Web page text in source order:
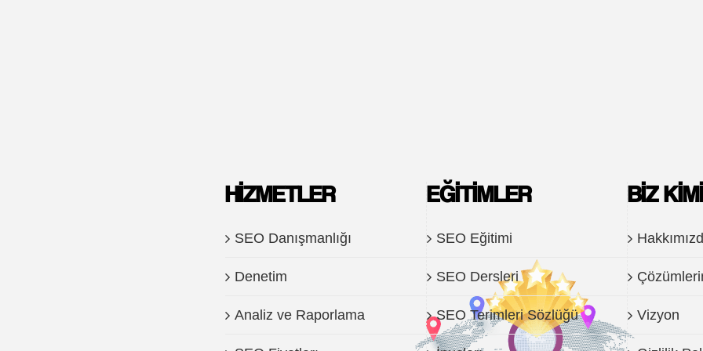
HIZMETLER
SEO Danışmanlığı
Denetim
Analiz ve Raporlama
EĞITIMLER
SEO Eğitimi
SEO Dersleri
SEO Terimleri Sözlüğü
BIZ
Vizyon